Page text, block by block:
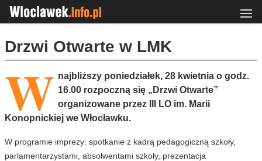
Drzwi Otwarte w LMK
W najbliższy poniedziałek, 28 kwietnia o godz.
16.00 rozpoczną się „Drzwi Otwarte”
organizowane przez III LO im. Marii
Konopnickiej we Włocławku.
W programie imprezy: spotkanie z kadrą pedagogiczną szkoły,
parlamentarzystami, absolwentami szkoły, prezentacja